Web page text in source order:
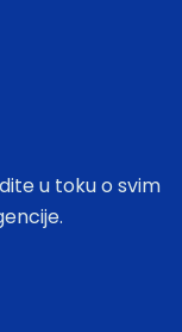
u toku o svim